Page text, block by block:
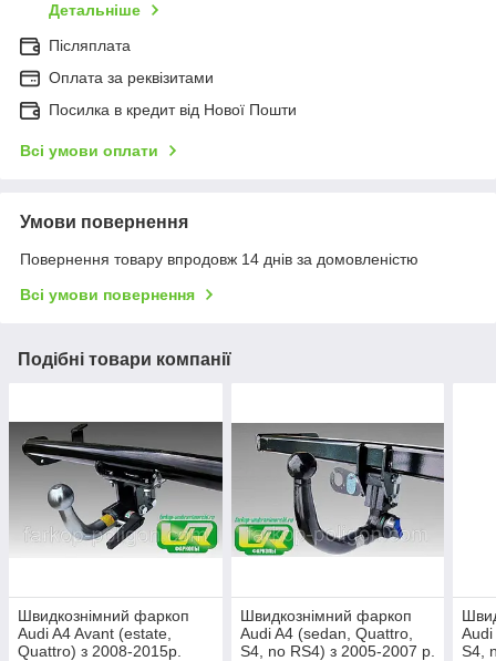
Детальніше
Післяплата
Оплата за реквізитами
Посилка в кредит від Нової Пошти
Всі умови оплати
Умови повернення
Повернення товару впродовж 14 днів за домовленістю
Всі умови повернення
Подібні товари компанії
Швидкознімний фаркоп
Audi A4 Avant (estate,
Quattro) з 2008-2015р.
Швидкознімний фаркоп
Audi A4 (sedan, Quattro,
S4, no RS4) з 2005-2007 р.
S4,